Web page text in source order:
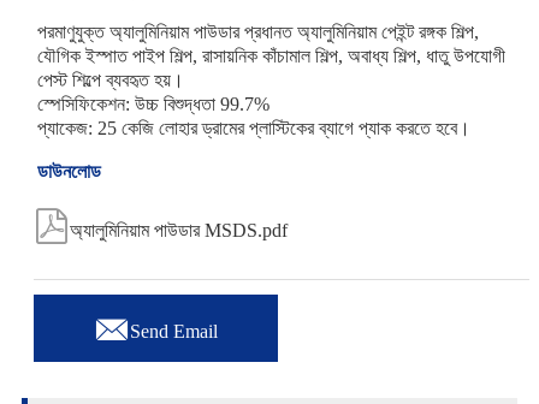
পরমাণুযুক্ত অ্যালুমিনিয়াম পাউডার প্রধানত অ্যালুমিনিয়াম পেইন্ট রঙ্গক শিল্প,
যৌগিক ইস্পাত পাইপ শিল্প, রাসায়নিক কাঁচামাল শিল্প, অবাধ্য শিল্প, ধাতু উপযোগী
পেস্ট শিল্পে ব্যবহৃত হয়।
স্পেসিফিকেশন: উচ্চ বিশুদ্ধতা 99.7%
প্যাকেজ: 25 কেজি লোহার ড্রামের প্লাস্টিকের ব্যাগে প্যাক করতে হবে।
ডাউনলোড
অ্যালুমিনিয়াম পাউডার MSDS.pdf
Send Email